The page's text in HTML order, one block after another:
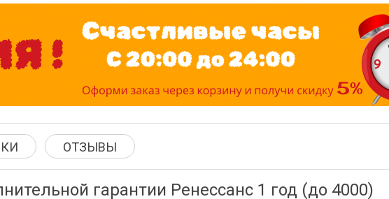
ОТЗЫВЫ
гарантии Ренессанс 1 год (до 4000)